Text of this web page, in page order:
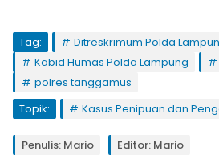
Tag:
Ditreskrimum Polda
Kabid Humas Polda Lampung
polres tanggamus
Topik:
Kasus Penipuan dan
Penulis: Mario Editor: Mario